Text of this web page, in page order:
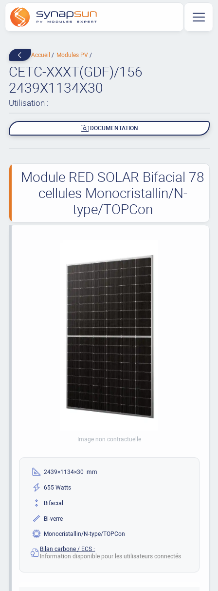
Accueil Modules PV
CETC-XXXT(GDF)/156
2439X1134X30
Utilisation :
DOCUMENTATION
Module RED SOLAR Bifacial 78
cellules Monocristallin/N-
type/TOPCon
Image non contractuelle
2439×1134×30 mm
655 Watts
Bifacial
Bi-verre
Monocristallin/N-type/TOPCon
Bilan carbone / ECS :
Information disponible pour les utilisateurs connectés